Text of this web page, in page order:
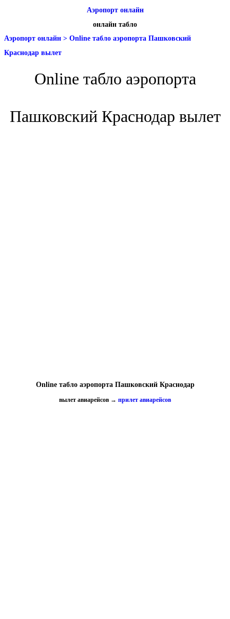
Аэропорт онлайн
онлайн табло
Аэропорт онлайн > Online табло аэропорта Пашковский
Краснодар вылет
Online табло аэропорта
Пашковский Краснодар вылет
Online табло аэропорта Пашковский Краснодар
вылет авиарейсов → прилет авиарейсов